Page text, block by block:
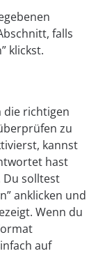
falls
klickst.
die richtigen
zu
kannst
hast
Du solltest
anklicken und
Wenn du
auf